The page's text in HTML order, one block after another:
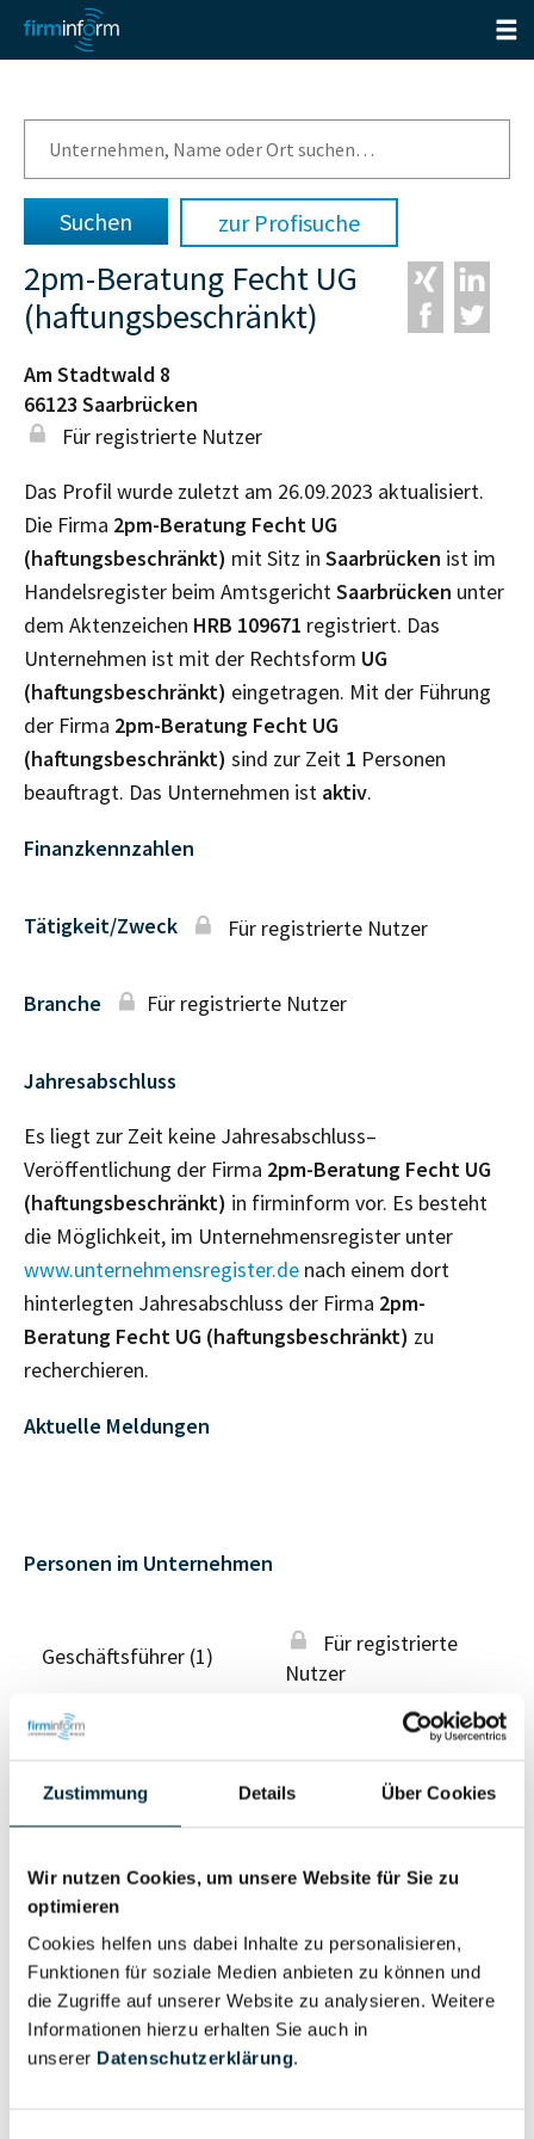
Zustimmung Details Über Cookies
Wir nutzen Cookies, um unsere Website für Sie zu
optimieren
Cookies helfen uns dabei Inhalte zu personalisieren,
Funktionen für soziale Medien anbieten zu können und
die Zugriffe auf unserer Website zu analysieren. Weitere
Informationen hierzu erhalten Sie auch in
unserer Datenschutzerklärung.
zur Profisuche
2pm-Beratung Fecht UG
(haftungsbeschränkt)
Am Stadtwald 8
66123 Saarbrücken
Für registrierte Nutzer
Das Profil wurde zuletzt am 26.09.2023 aktualisiert.
Die Firma 2pm-Beratung Fecht UG
(haftungsbeschränkt) mit Sitz in Saarbrücken ist im
Handelsregister beim AmtsgerichtSaarbrücken unter
dem Aktenzeichen HRB 109671 registriert. Das
Unternehmen ist mit der Rechtsform UG
(haftungsbeschränkt) eingetragen. Mit der Führung
der Firma 2pm-Beratung Fecht UG
(haftungsbeschränkt) sind zur Zeit 1 Personen
beauftragt. Das Unternehmen ist aktiv.
Finanzkennzahlen
Tätigkeit/Zweck Für registrierte Nutzer
Branche Für registrierte Nutzer
Jahresabschluss
Es liegt zur Zeit keine Jahresabschluss–
Veröffentlichung der Firma 2pm-Beratung Fecht UG
(haftungsbeschränkt) in firminform vor. Es besteht
die Möglichkeit, im Unternehmensregister unter
www.unternehmensregister.de nach einem dort
hinterlegten Jahresabschluss der Firma 2pm-
Beratung Fecht UG (haftungsbeschränkt) zu
recherchieren.
Aktuelle Meldungen
Personen im Unternehmen
Geschäftsführer (1)
Für registrierte
Nutzer
Berechtigter
Unternehmensprofil
Eigentums- und Kontrollstruktur
Gesellschafterstruktur
Vollständiges
Unternehmensprofil
anfragen